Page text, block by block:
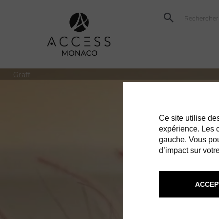
Graff
Ce site utilise
expérience. Les
gauche. Vous
d’impact sur